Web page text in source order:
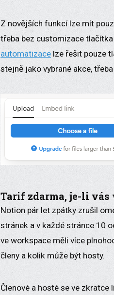
Z novějších funkcí lze mít
třeba bez customizace
automatizace lze řešit pouze
stejně jako vybrané akce,
Tarif zdarma, je-li vás
Notion pár let zpátky zrušil
stránek a v každé stránce 10
ve workspace měli více
členy a kolik může být hosty.
Členové a hosté se ve